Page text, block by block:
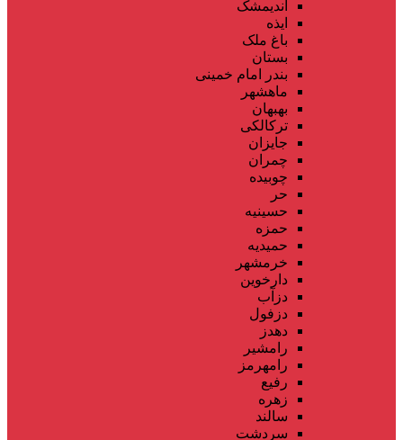
اندیمشک
ایذه
باغ ملک
بستان
بندر امام خمینی
ماهشهر
بهبهان
ترکالکی
جایزان
چمران
چوبیده
حر
حسینیه
حمزه
حمیدیه
خرمشهر
دارخوین
دزآب
دزفول
دهدز
رامشیر
رامهرمز
رفیع
زهره
سالند
سردشت